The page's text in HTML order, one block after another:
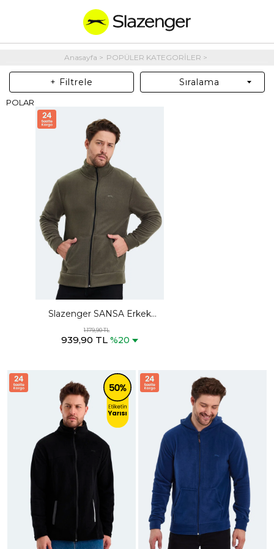
Anasayfa POPÜLER KATEGORİLER
+ Filtrele Sıralama
POLAR
Slazenger SANSA Erkek
Fermuarlı Dik Yaka Cepli
Haki Polar
1.179,90 TL
939,90 TL %20